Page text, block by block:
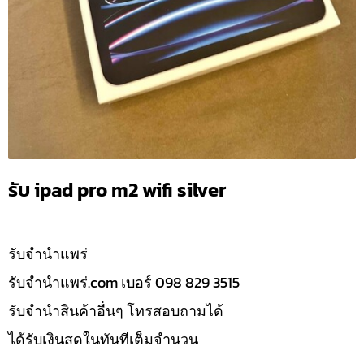
รับ ipad pro m2 wifi silver
รับจํานำแพร่
รับจํานําแพร่.com เบอร์ 098 829 3515
รับจำนำสินค้าอื่นๆ โทรสอบถามได้
ได้รับเงินสดในทันทีเต็มจำนวน